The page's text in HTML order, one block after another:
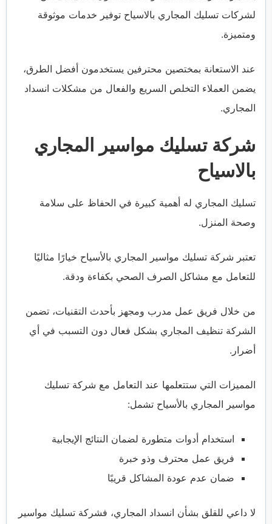
لشركات تسليك المجاري بالاسياح توفير خدمات موثوقة
ومتميزة.
عند الاستعانة بمختصين محترفين يستخدمون أفضل الطرق،
يضمن العملاء التخلص السريع والفعال من مشكلات انسداد
المجاري.
شركة تسليك مواسير المجاري
بالاسياح
تسليك المجاري له أهمية كبيرة في الحفاظ على سلامة
وصحة المنزل.
تعتبر شركة تسليك مواسير المجاري بالأسياح خيارًا مثاليًا
للتعامل مع مشاكل الصرف الصحي بكفاءة ودقة.
من خلال فريق عمل مدرب ومجهز بأحدث التقنيات، تضمن
الشركة تنظيف المجاري بشكل فعال دون التسبب في أي
أضرار.
المميزات التي ستتعلمها عند التعامل مع شركة تسليك
مواسير المجاري بالأسياح تشمل:
استخدام أدوات متطورة لضمان النتائج الإيجابية
فريق عمل محترف وذو خبرة
ضمان عدم عودة المشاكل قريبًا
لا داعي للقلق بشأن انسداد المجاري، فشركة تسليك مواسير